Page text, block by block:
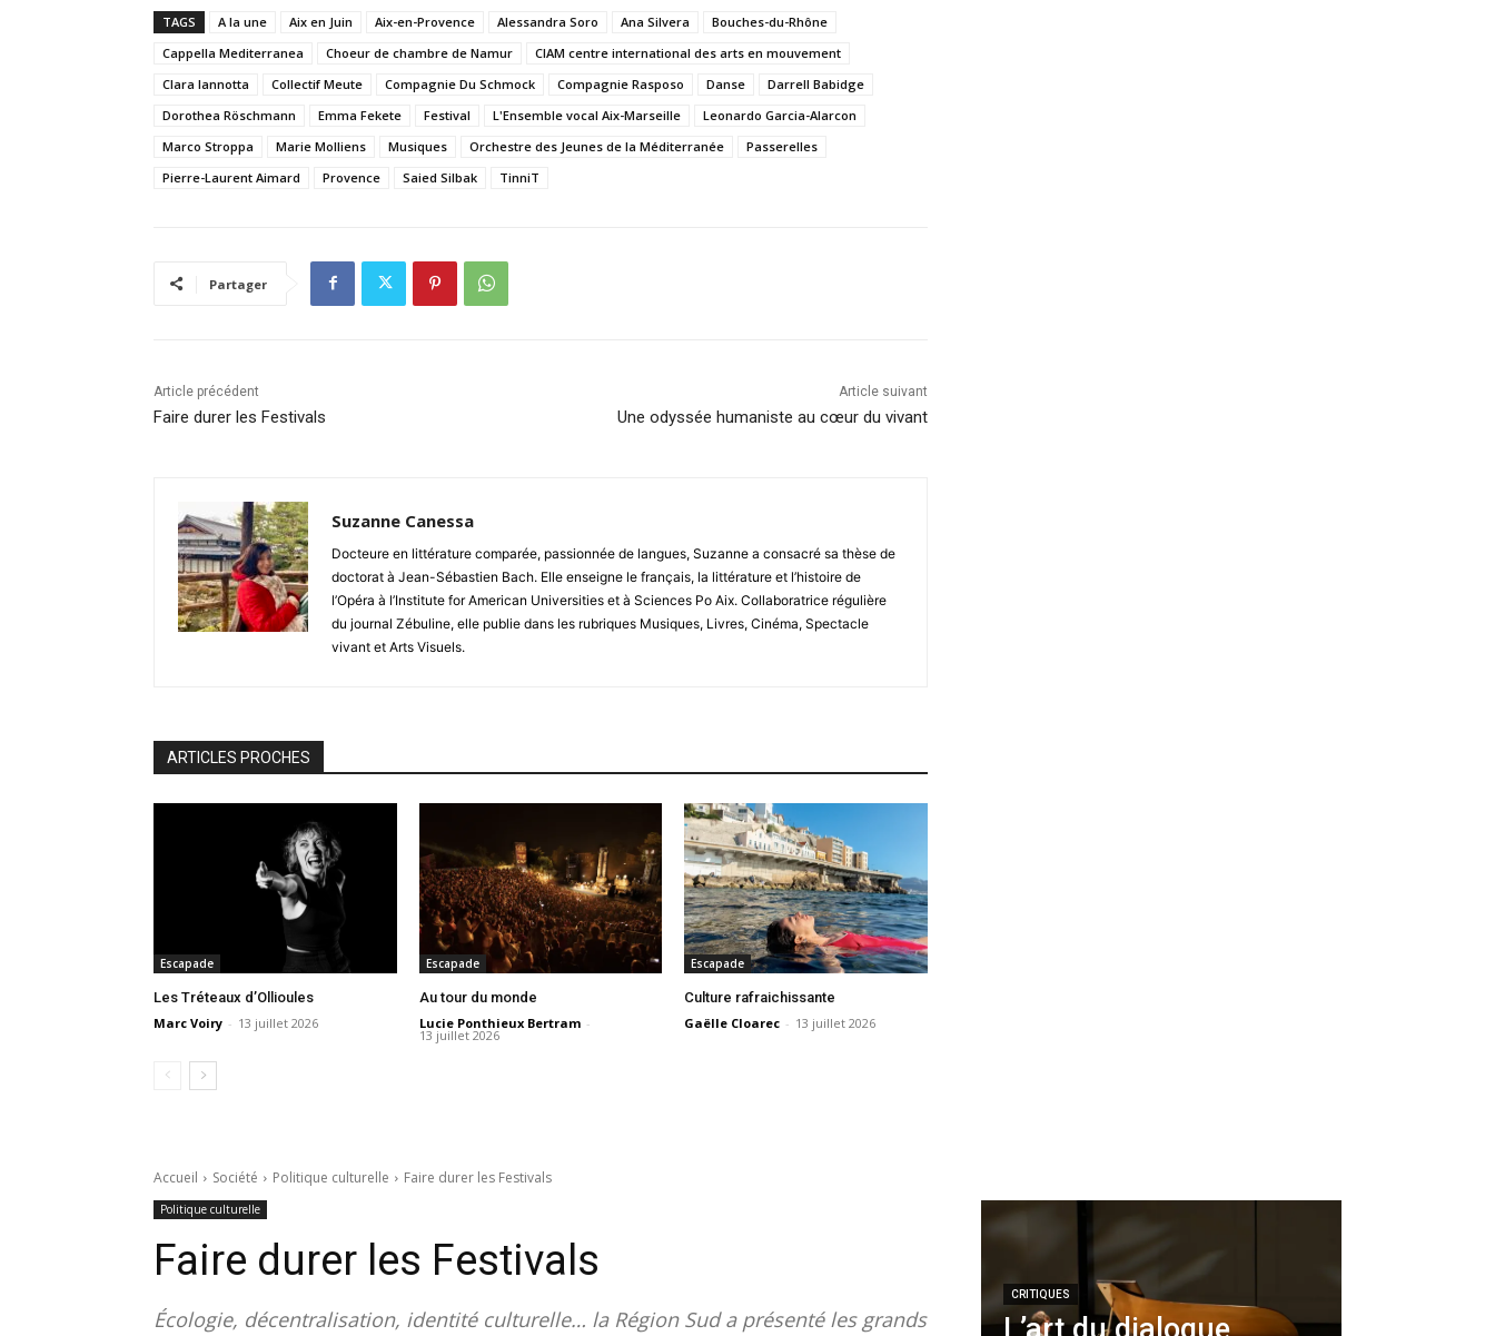
TAGS A la une Aix en Juin Aix-en-Provence Alessandra Soro Ana Silvera
Bouches-du-Rhône
Cappella Mediterranea
Choeur de chambre de Namur
CIAM centre international des arts en mouvement
Clara Iannotta
Collectif Meute Compagnie Du Schmock Compagnie Rasposo Danse
Darrell Babidge
Dorothea Röschmann
Emma Fekete Festival L'Ensemble vocal Aix-Marseille
Leonardo Garcia-Alarcon
Marco Stroppa
Marie Molliens Musiques Orchestre des Jeunes de la Méditerranée
Passerelles
Pierre-Laurent Aimard
Provence Saied Silbak TinniT
Partager
Article précédent
Faire durer les Festivals
Article suivant
Une odyssée humaniste au cœur du vivant
Suzanne Canessa
Docteure en littérature comparée, passionnée de langues, Suzanne a consacré sa thèse de
doctorat à Jean-Sébastien Bach. Elle enseigne le français, la littérature et l’histoire de
l’Opéra à l’Institute for American Universities et à Sciences Po Aix. Collaboratrice régulière
du journal Zébuline, elle publie dans les rubriques Musiques, Livres, Cinéma, Spectacle
vivant et Arts Visuels.
ARTICLES PROCHES
Escapade
Les Tréteaux d’Ollioules
Marc Voiry - 13 juillet 2026
Escapade
Au tour du monde
Lucie Ponthieux Bertram -
13 juillet 2026
Escapade
Culture rafraichissante
Gaëlle Cloarec - 13 juillet 2026